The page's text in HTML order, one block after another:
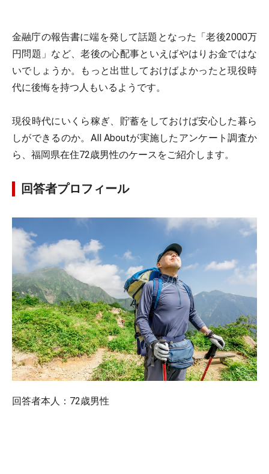
金融庁の報告書に端を発して話題となった「老後2000万
円問題」など、老後の心配事といえばやはりお金ではな
いでしょうか。もっと出世しておけばよかったと現役時
代に後悔を持つ人もいるようです。
現役時代にいくら稼ぎ、貯蓄をしておけば安心した暮ら
しができるのか。All Aboutが実施したアンケート調査か
ら、福岡県在住72歳男性のケースをご紹介します。
回答者プロフィール
回答者本人：72歳男性